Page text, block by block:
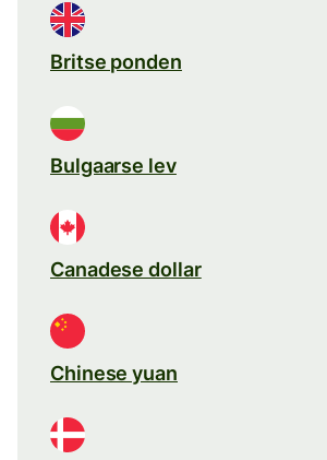
Britse ponden
Bulgaarse lev
Canadese dollar
Chinese yuan